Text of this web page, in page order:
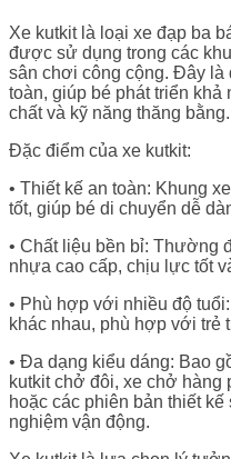
Xe kutkit là loại xe đạp ba
được sử dụng trong các
sân chơi công cộng. Đây là
toàn, giúp bé phát triển khả
chất và kỹ năng thăng bằng.
Đặc điểm của xe kutkit:
• Thiết kế an toàn: Khung
tốt, giúp bé di chuyển dễ
• Chất liệu bền bỉ: Thường
nhựa cao cấp, chịu lực tốt
• Phù hợp với nhiều độ
khác nhau, phù hợp với trẻ
• Đa dạng kiểu dáng: Bao
kutkit chở đôi, xe chở
hoặc các phiên bản thiết
nghiệm vận động.